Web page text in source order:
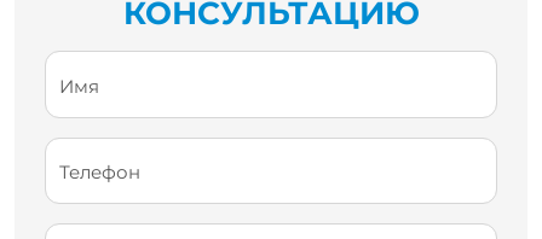
КОНСУЛЬТАЦИЮ
Имя
Телефон